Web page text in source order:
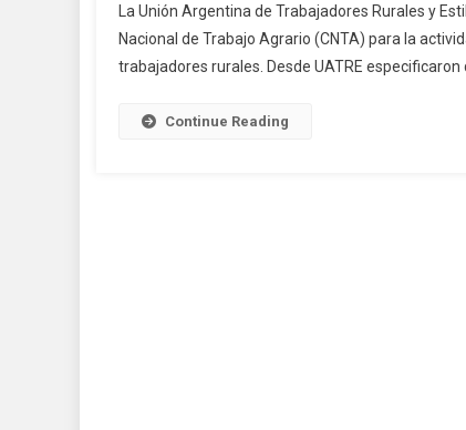
La Unión Argentina de Trabajadores Rurales y
Nacional de Trabajo Agrario (CNTA) para la
trabajadores rurales. Desde UATRE
Continue Reading